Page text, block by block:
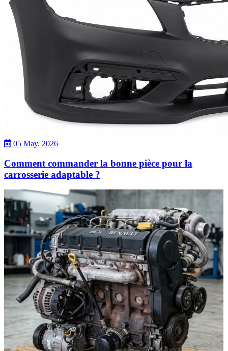
05 May. 2026
Comment commander la bonne pièce pour la
carrosserie adaptable ?